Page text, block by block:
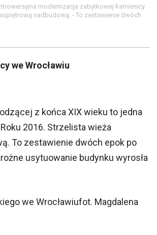
modernizacja zabytkowej kamienicy
nadbudową. - To zestawienie dwóch
we Wrocławiu
z końca XIX wieku to jedna
2016. Strzelista wieża
To zestawienie dwóch epok po
usytuowanie budynku wyrosła
fot. Magdalena